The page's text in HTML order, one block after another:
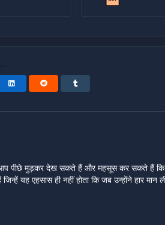
आप पीछे मुड़कर देख सकते हैं और महसूस कर सकते हैं कि
यह एहसास ही नहीं होता कि जब उन्होंने हार मान